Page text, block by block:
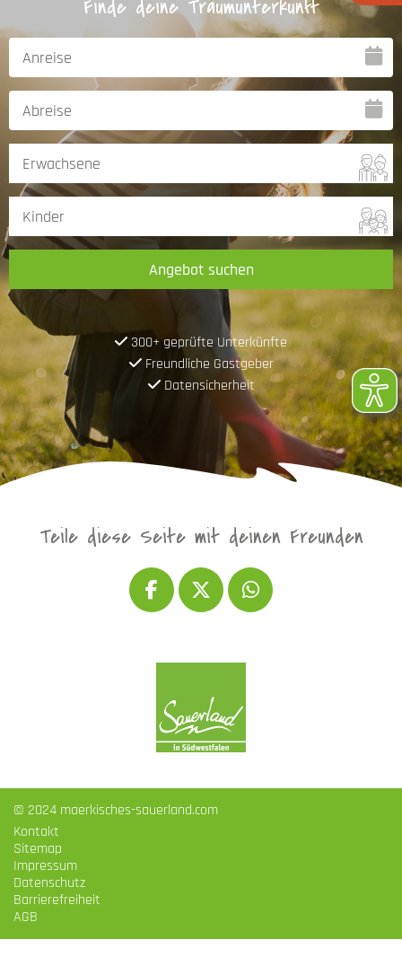
Finde deine Traumunterkunft
Angebot suchen
300+ geprüfte Unterkünfte
Freundliche Gastgeber
Datensicherheit
Teile diese Seite mit deinen Freunden
© 2024 maerkisches-sauerland.com
Kontakt
Sitemap
Impressum
Datenschutz
Barrierefreiheit
AGB